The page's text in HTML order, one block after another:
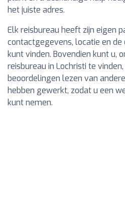
het juiste adres.
Elk reisbureau heeft zijn eigen
contactgegevens, locatie en de
kunt vinden. Bovendien kunt u,
reisbureau in Lochristi te
beoordelingen lezen van
hebben gewerkt, zodat u een
kunt nemen.